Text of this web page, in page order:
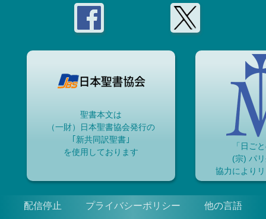
聖書本文は
（一財）日本聖書協会発行の
｢新共同訳聖書｣
を使用しております
「日ご
(宗) パ
協力により
配信停止 プライバシーポリシー 他の言語